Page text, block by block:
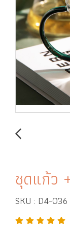
ชุดแก้ว
SKU : D4-036